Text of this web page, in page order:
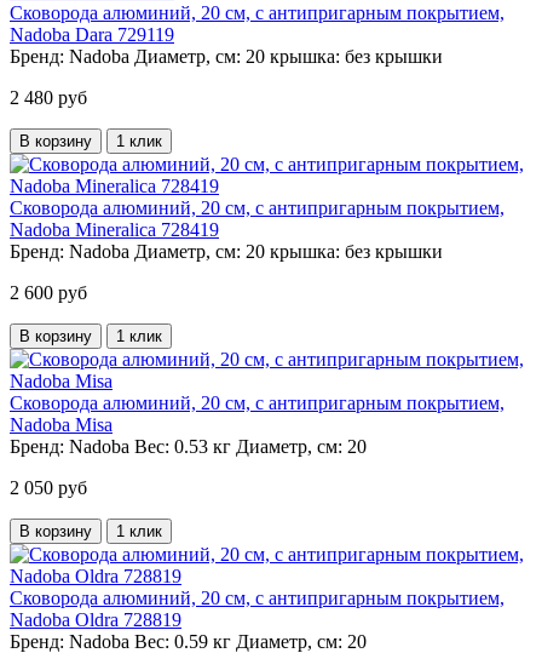
Сковорода алюминий, 20 см, с антипригарным покрытием,
Nadoba Dara 729119
Бренд: Nadoba Диаметр, см: 20 крышка: без крышки
2 480 руб
В корзину 1 клик
Сковорода алюминий, 20 см, с антипригарным покрытием,
Nadoba Mineralica 728419
Бренд: Nadoba Диаметр, см: 20 крышка: без крышки
2 600 руб
В корзину 1 клик
Сковорода алюминий, 20 см, с антипригарным покрытием,
Nadoba Misa
Бренд: Nadoba Вес: 0.53 кг Диаметр, см: 20
2 050 руб
В корзину 1 клик
Сковорода алюминий, 20 см, с антипригарным покрытием,
Nadoba Oldra 728819
Бренд: Nadoba Вес: 0.59 кг Диаметр, см: 20